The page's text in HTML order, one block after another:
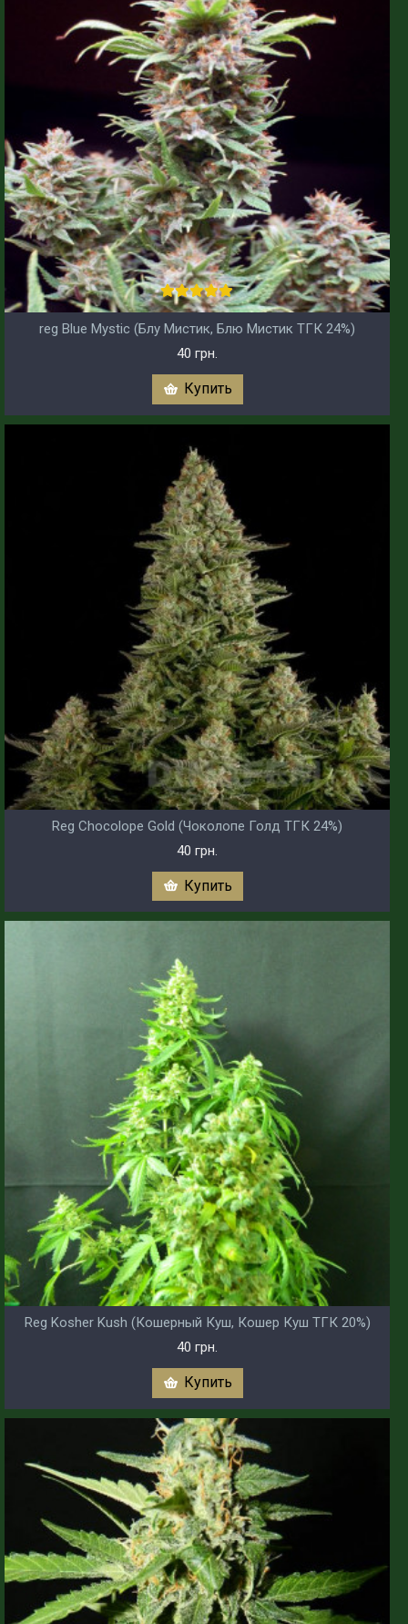
reg Blue Mystic (Блу Мистик, Блю Мистик ТГК 24%)
40 грн.
Купить
Reg Chocolope Gold (Чоколопе Голд ТГК 24%)
40 грн.
Купить
Reg Kosher Kush (Кошерный Куш, Кошер Куш ТГК 20%)
40 грн.
Купить